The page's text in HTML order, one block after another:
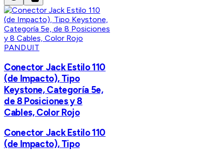
PANDUIT
Conector Jack Estilo 110
(de Impacto), Tipo
Keystone, Categoría 5e,
de 8 Posiciones y 8
Cables, Color Rojo
Conector Jack Estilo 110
(de Impacto), Tipo